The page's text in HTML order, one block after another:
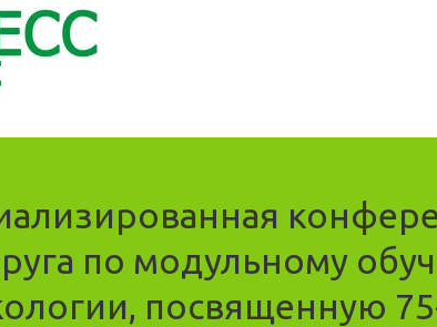
по модульному
посвященную